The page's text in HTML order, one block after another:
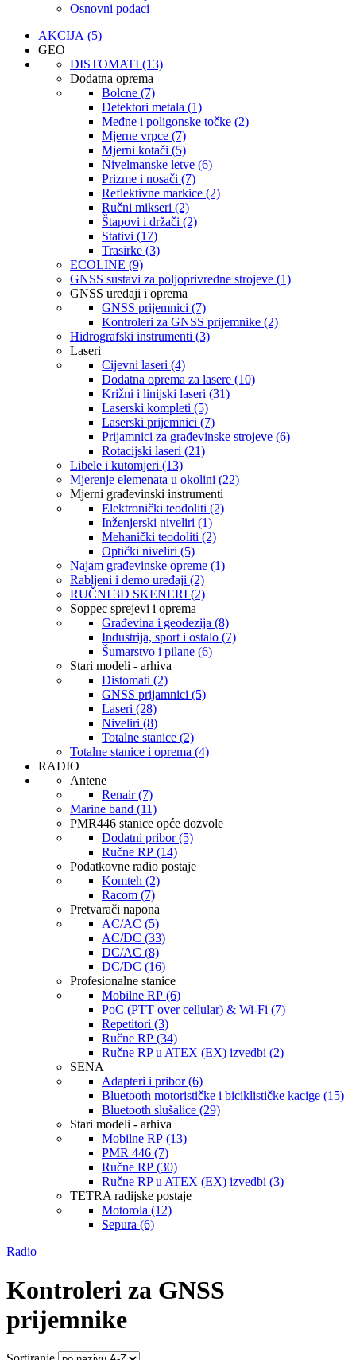
Osnovni podaci
AKCIJA (5)
GEO
DISTOMATI (13)
Dodatna oprema
Bolcne (7)
Detektori metala (1)
Međne i poligonske točke (2)
Mjerne vrpce (7)
Mjerni kotači (5)
Nivelmanske letve (6)
Prizme i nosači (7)
Reflektivne markice (2)
Ručni mikseri (2)
Štapovi i držači (2)
Stativi (17)
Trasirke (3)
ECOLINE (9)
GNSS sustavi za poljoprivredne strojeve (1)
GNSS uređaji i oprema
GNSS prijemnici (7)
Kontroleri za GNSS prijemnike (2)
Hidrografski instrumenti (3)
Laseri
Cijevni laseri (4)
Dodatna oprema za lasere (10)
Križni i linijski laseri (31)
Laserski kompleti (5)
Laserski prijemnici (7)
Prijamnici za građevinske strojeve (6)
Rotacijski laseri (21)
Libele i kutomjeri (13)
Mjerenje elemenata u okolini (22)
Mjerni građevinski instrumenti
Elektronički teodoliti (2)
Inženjerski niveliri (1)
Mehanički teodoliti (2)
Optički niveliri (5)
Najam građevinske opreme (1)
Rabljeni i demo uređaji (2)
RUČNI 3D SKENERI (2)
Soppec sprejevi i oprema
Građevina i geodezija (8)
Industrija, sport i ostalo (7)
Šumarstvo i pilane (6)
Stari modeli - arhiva
Distomati (2)
GNSS prijamnici (5)
Laseri (28)
Niveliri (8)
Totalne stanice (2)
Totalne stanice i oprema (4)
RADIO
Antene
Renair (7)
Marine band (11)
PMR446 stanice opće dozvole
Dodatni pribor (5)
Ručne RP (14)
Podatkovne radio postaje
Komteh (2)
Racom (7)
Pretvarači napona
AC/AC (5)
AC/DC (33)
DC/AC (8)
DC/DC (16)
Profesionalne stanice
Mobilne RP (6)
PoC (PTT over cellular) & Wi-Fi (7)
Repetitori (3)
Ručne RP (34)
Ručne RP u ATEX (EX) izvedbi (2)
SENA
Adapteri i pribor (6)
Bluetooth motorističke i biciklističke kacige (15)
Bluetooth slušalice (29)
Stari modeli - arhiva
Mobilne RP (13)
PMR 446 (7)
Ručne RP (30)
Ručne RP u ATEX (EX) izvedbi (3)
TETRA radijske postaje
Motorola (12)
Sepura (6)
Radio
Kontroleri za GNSS
prijemnike